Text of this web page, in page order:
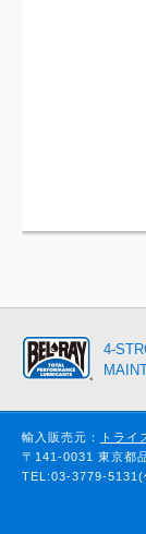
4-
輸入販売元：
トライ
〒141-0031 東京都
TEL:03-3779-